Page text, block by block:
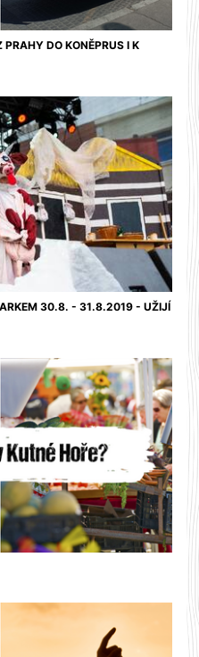
DO KONĚPRUS I K
30.8. - 31.8.2019 - UŽIJÍ